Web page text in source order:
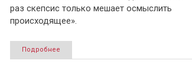
раз скепсис только мешает осмыслить
происходящее».
Подробнее